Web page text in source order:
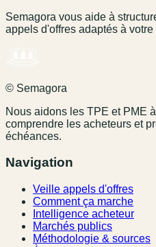
Semagora vous aide à
appels d'offres adaptés à votre
© Semagora
Nous aidons les TPE et PME
comprendre les acheteurs et
échéances.
Navigation
Veille appels d'offres
Comment ça marche
Intelligence acheteur
Marchés publics
Méthodologie & sources